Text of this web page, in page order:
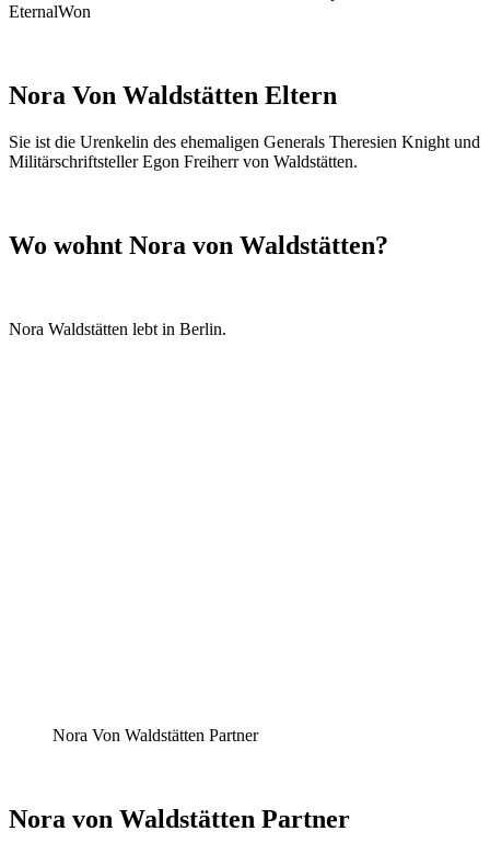
EternalWon
Nora Von Waldstätten Eltern
Sie ist die Urenkelin des ehemaligen Generals Theresien Knight und
Militärschriftsteller Egon Freiherr von Waldstätten.
Wo wohnt Nora von Waldstätten?
Nora Waldstätten lebt in Berlin.
Nora Von Waldstätten Partner
Nora von Waldstätten Partner